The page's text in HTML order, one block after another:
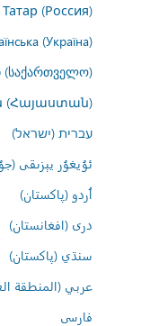
Татар (Россия)
(Україна)
(Հայաստան)
עברית (ישראל)
ئۇيغۇر يېزىقى
اُردو (پاکستان)
درى (افغانستان)
سنڌي (پاکستان)
عربي (المنطقة
فارسى